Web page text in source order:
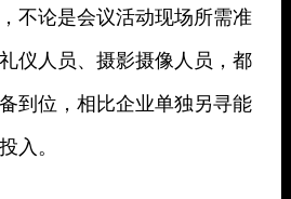
不论是会议活动现场所需准
仪人员、摄影摄像人员，都
到位，相比企业单独另寻能
入。